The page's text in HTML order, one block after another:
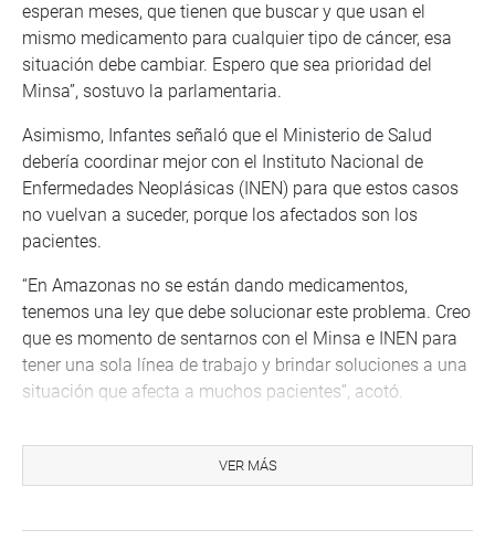
esperan meses, que tienen que buscar y que usan el
mismo medicamento para cualquier tipo de cáncer, esa
situación debe cambiar. Espero que sea prioridad del
Minsa”, sostuvo la parlamentaria.
Asimismo, Infantes señaló que el Ministerio de Salud
debería coordinar mejor con el Instituto Nacional de
Enfermedades Neoplásicas (INEN) para que estos casos
no vuelvan a suceder, porque los afectados son los
pacientes.
“En Amazonas no se están dando medicamentos,
tenemos una ley que debe solucionar este problema. Creo
que es momento de sentarnos con el Minsa e INEN para
tener una sola línea de trabajo y brindar soluciones a una
situación que afecta a muchos pacientes”, acotó.
de convenios con las autoridades locales y regionales
para capacitar a sus especialistas, así como la
VER MÁS